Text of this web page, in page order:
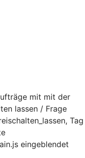
mit mit der
lassen / Frage
Tag
eingeblendet